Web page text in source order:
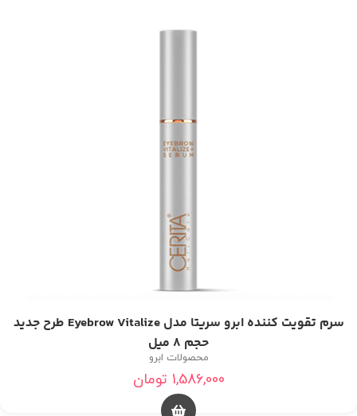
سرم تقویت کننده ابرو سریتا مدل Eyebrow Vitalize طرح جدید
حجم 8 میل
محصولات ابرو
1,586,000 تومان